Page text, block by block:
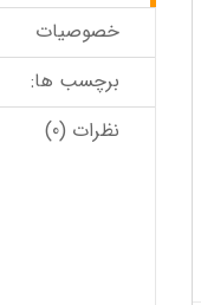
خصوصیات
برچسب ها:
نظرات (0)